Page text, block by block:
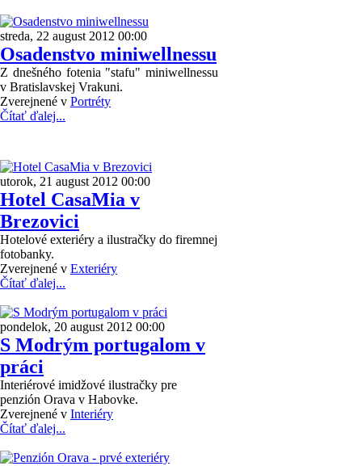
streda, 22 august 2012 00:00
Osadenstvo miniwellnessu
Z dnešného fotenia "stafu" miniwellnessu
v Bratislavskej Vrakuni.
Zverejnené v Portréty
Čítať ďalej...
utorok, 21 august 2012 00:00
Hotel CasaMia v
Brezovici
Hotelové exteriéry a ilustračky do firemnej
fotobanky.
Zverejnené v Exteriéry
Čítať ďalej...
pondelok, 20 august 2012 00:00
S Modrým portugalom v
práci
Interiérové imidžové ilustračky pre
penzión Orava v Habovke.
Zverejnené v Interiéry
Čítať ďalej...